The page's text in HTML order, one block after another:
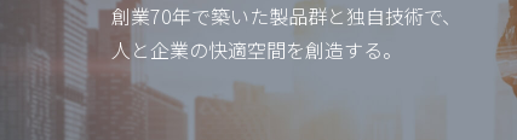
創業70年で築いた製品群と独自技術で、
人と企業の快適空間を創造する。